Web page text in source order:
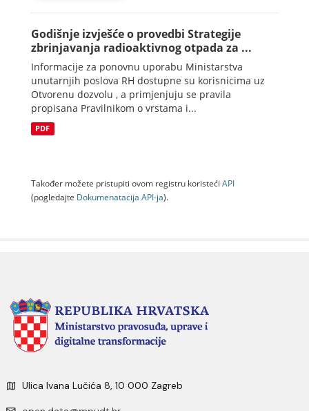
Godišnje izvješće o provedbi Strategije
zbrinjavanja radioaktivnog otpada za ...
Informacije za ponovnu uporabu Ministarstva
unutarnjih poslova RH dostupne su korisnicima uz
Otvorenu dozvolu , a primjenjuju se pravila
propisana Pravilnikom o vrstama i...
PDF
Također možete pristupiti ovom registru koristeći API
(pogledajte Dokumenаtаcijа API-jа).